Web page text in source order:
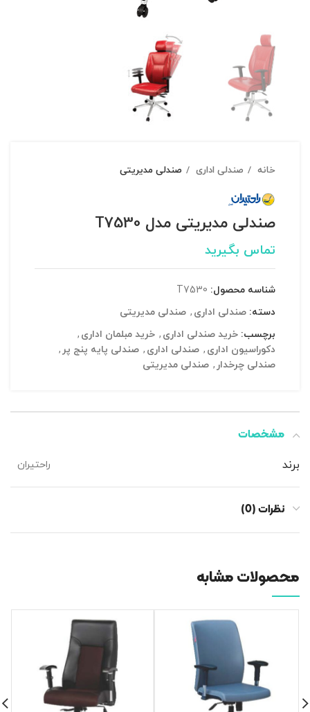
خانه صندلی اداری صندلی مدیریتی
صندلی مدیریتی مدل T7530
تماس بگیرید
شناسه محصول: T7530
دسته: صندلی اداری , صندلی مدیریتی
برچسب: خرید صندلی اداری , خرید مبلمان اداری ,
دکوراسیون اداری , صندلی اداری , صندلی پایه پنج پر ,
صندلی چرخدار , صندلی مدیریتی
مشخصات
برند راحتیران
نظرات (0)
محصولات مشابه